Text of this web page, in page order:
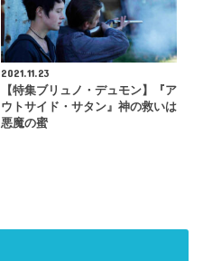
2021.11.23
【特集ブリュノ・デュモン】『ア
ウトサイド・サタン』神の救いは
悪魔の蜜